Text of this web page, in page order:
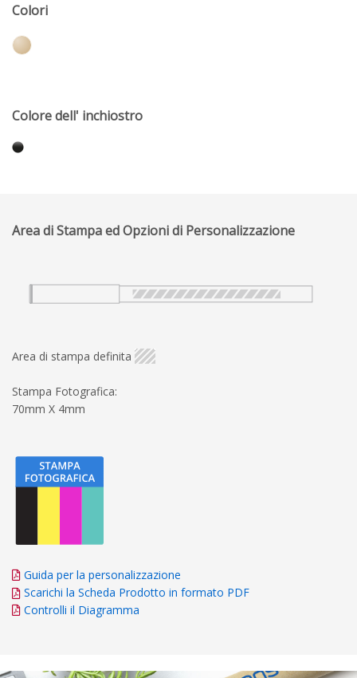
Colori
Colore dell' inchiostro
Area di Stampa ed Opzioni di Personalizzazione
Area di stampa definita
Stampa Fotografica:
70mm X 4mm
Guida per la personalizzazione
Scarichi la Scheda Prodotto in formato PDF
Controlli il Diagramma